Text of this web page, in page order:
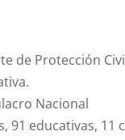
de Protección
Nacional
educativas,